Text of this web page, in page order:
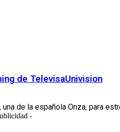
de TelevisaUnivision
de la española Onza, para
-